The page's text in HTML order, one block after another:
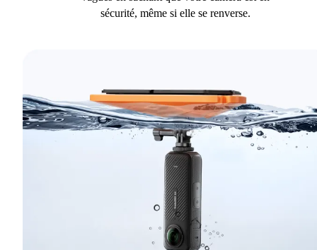
sécurité, même si elle se renverse.